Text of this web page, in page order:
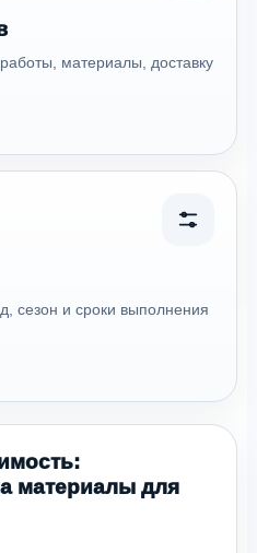
материалы, доставку
сезон и сроки выполнения
материалы для